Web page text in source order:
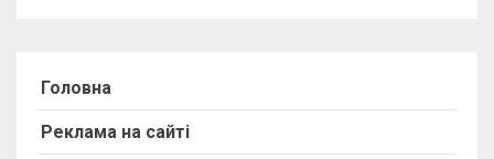
Головна
Реклама на сайті